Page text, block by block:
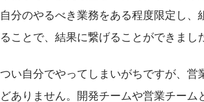
分のやるべき業務をある程度限定し、
ことで、結果に繋げることができまし
い自分でやってしまいがちですが、営
ありません。開発チームや営業チー